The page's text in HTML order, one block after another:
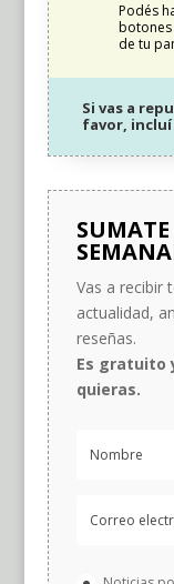
Podés
botones
de tu
Si vas a
favor,
Vas a recibir
actualidad,
reseñas.
Es gratuito
quieras.